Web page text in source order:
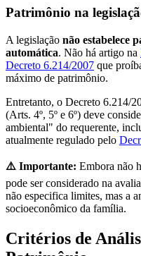
Patrimônio na
A legislação não estabelece
automática. Não há artigo na
Decreto 6.214/2007 que
máximo de patrimônio.
Entretanto, o Decreto 6.214/
(Arts. 4º, 5º e 6º) deve
ambiental" do requerente,
atualmente regulado pelo
⚠️ Importante: Embora não
pode ser considerado na
não especifica limites, mas a
socioeconômico da família.
Critérios de